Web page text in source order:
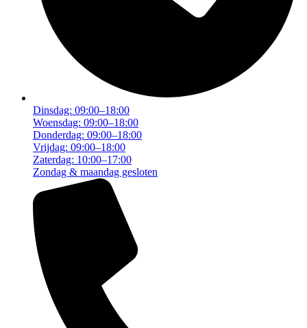
Dinsdag: 09:00–18:00
Woensdag: 09:00–18:00
Donderdag: 09:00–18:00
Vrijdag: 09:00–18:00
Zaterdag: 10:00–17:00
Zondag & maandag gesloten